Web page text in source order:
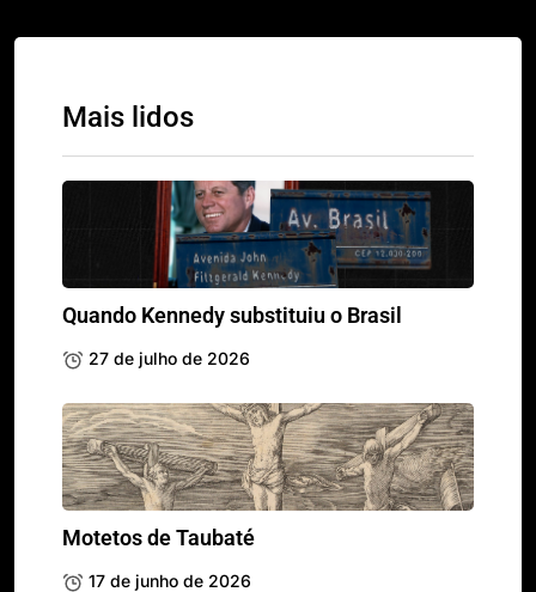
Mais lidos
Quando Kennedy substituiu o Brasil
27 de julho de 2026
Motetos de Taubaté
17 de junho de 2026